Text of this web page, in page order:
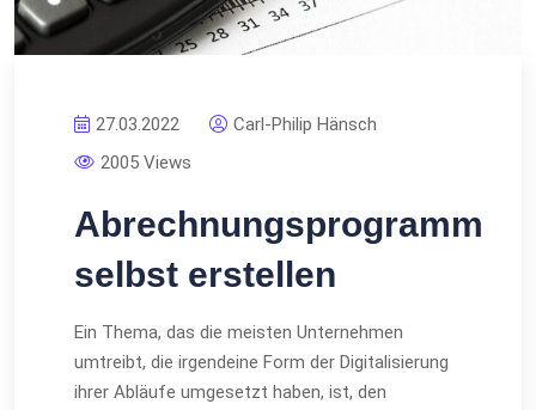
27.03.2022
Carl-Philip Hänsch
2005 Views
Abrechnungsprogramm
selbst erstellen
Ein Thema, das die meisten Unternehmen
umtreibt, die irgendeine Form der Digitalisierung
ihrer Abläufe umgesetzt haben, ist, den